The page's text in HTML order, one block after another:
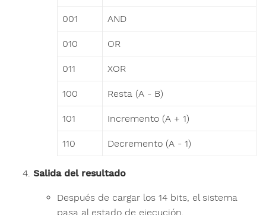
001 AND
010 OR
011 XOR
100 Resta (A - B)
101 Incremento (A + 1)
110 Decremento (A - 1)
Salida del resultado
Después de cargar los 14 bits, el sistema
pasa al estado de ejecución.